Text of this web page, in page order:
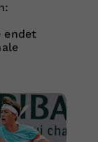
endet